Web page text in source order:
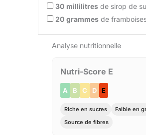
30 millilitres de sirop de
20 grammes de
Analyse nutritionnelle
Nutri-Score E
A B C D E
Riche en sucres
Faible en
Source de fibres